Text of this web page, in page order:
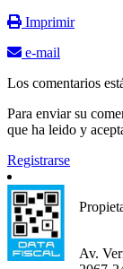
Imprimir
e-mail
Los comentarios
Para enviar su
que ha leido y
Registrarse
Av.